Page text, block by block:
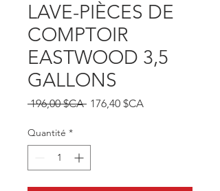
LAVE-PIÈCES DE
COMPTOIR
EASTWOOD 3,5
GALLONS
196,00 $CA Prix original
176,40 $CAPrix
Quantité *